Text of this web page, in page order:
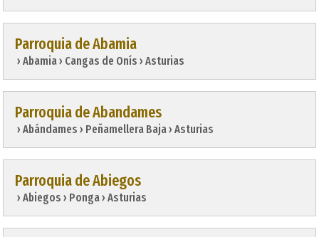
Parroquia de Abamia
› Abamia › Cangas de Onís › Asturias
Parroquia de Abandames
› Abándames › Peñamellera Baja › Asturias
Parroquia de Abiegos
› Abiegos › Ponga › Asturias